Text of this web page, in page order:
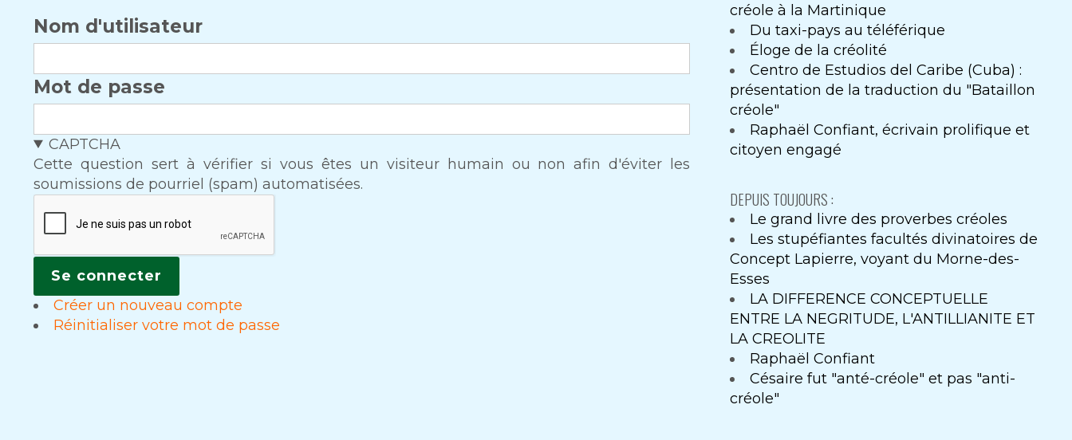
Nom d'utilisateur
Mot de passe
CAPTCHA
Cette question sert à vérifier si vous êtes un visiteur humain ou non afin d'éviter les
soumissions de pourriel (spam) automatisées.
Créer un nouveau compte
Réinitialiser votre mot de passe
créole à la Martinique
Du taxi-pays au téléférique
Éloge de la créolité
Centro de Estudios del Caribe (Cuba) :
présentation de la traduction du "Bataillon
créole"
Raphaël Confiant, écrivain prolifique et
citoyen engagé
DEPUIS TOUJOURS :
Le grand livre des proverbes créoles
Les stupéfiantes facultés divinatoires de
Concept Lapierre, voyant du Morne-des-
Esses
LA DIFFERENCE CONCEPTUELLE
ENTRE LA NEGRITUDE, L'ANTILLIANITE ET
LA CREOLITE
Raphaël Confiant
Césaire fut "anté-créole" et pas "anti-
créole"